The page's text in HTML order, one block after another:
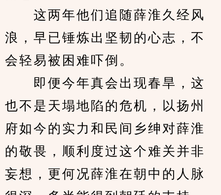
这两年他们追随薛淮久经风
浪，早已锤炼出坚韧的心志，不
会轻易被困难吓倒。
即便今年真会出现春旱，这
也不是天塌地陷的危机，以扬州
府如今的实力和民间乡绅对薛淮
的敬畏，顺利度过这个难关并非
妄想，更何况薛淮在朝中的人脉